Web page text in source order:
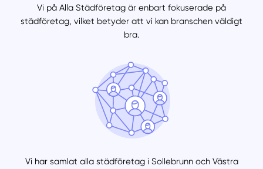
Vi på Alla Städföretag är enbart fokuserade på
städföretag, vilket betyder att vi kan branschen väldigt
bra.
Vi har samlat alla städföretag i Sollebrunn och Västra